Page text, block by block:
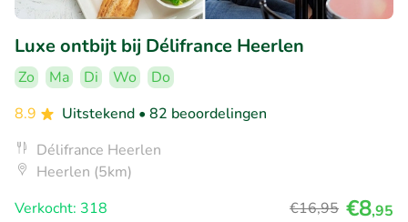
Luxe ontbijt bij Délifrance Heerlen
Zo Ma Di Wo
Do
8.9
Uitstekend • 82 beoordelingen
Délifrance Heerlen
Heerlen (5km)
Verkocht: 318
€16,95 €8,95